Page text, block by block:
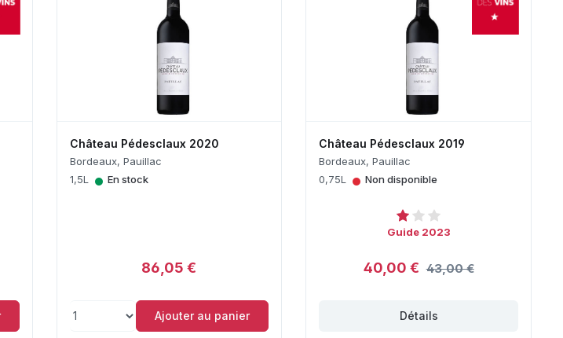
Château Pédesclaux 2020
Bordeaux, Pauillac
1,5L
• En stock
86,05 €
Ajouter au panier
Château Pédesclaux 2019
Bordeaux, Pauillac
0,75L
• Non disponible
Guide 2023
40,00 € 43,00 €
Détails